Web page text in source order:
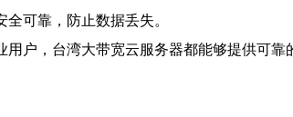
可靠，防止数据丢失。
户，台湾大带宽云服务器都能够提供可